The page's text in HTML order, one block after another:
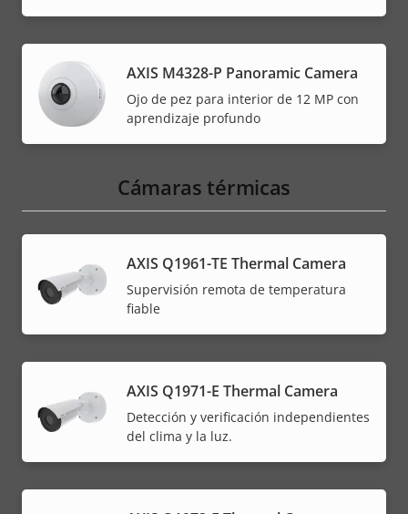
AXIS M4328-P Panoramic Camera
Ojo de pez para interior de 12 MP con
aprendizaje profundo
Cámaras térmicas
AXIS Q1961-TE Thermal Camera
Supervisión remota de temperatura
fiable
AXIS Q1971-E Thermal Camera
Detección y verificación independientes
del clima y la luz.